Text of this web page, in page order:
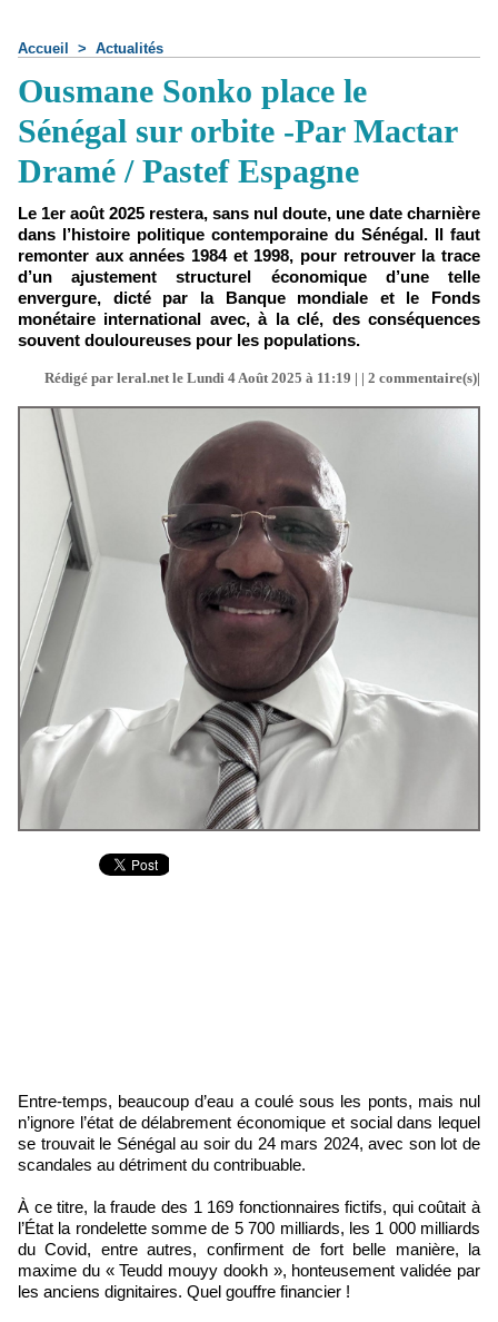
Accueil > Actualités
Ousmane Sonko place le
Sénégal sur orbite -Par Mactar
Dramé / Pastef Espagne
Le 1er août 2025 restera, sans nul doute, une date charnière
dans l’histoire politique contemporaine du Sénégal. Il faut
remonter aux années 1984 et 1998, pour retrouver la trace
d’un ajustement structurel économique d’une telle
envergure, dicté par la Banque mondiale et le Fonds
monétaire international avec, à la clé, des conséquences
souvent douloureuses pour les populations.
Rédigé par leral.net le Lundi 4 Août 2025 à 11:19 | | 2 commentaire(s)|
Entre-temps, beaucoup d’eau a coulé sous les ponts, mais nul
n’ignore l’état de délabrement économique et social dans lequel
se trouvait le Sénégal au soir du 24 mars 2024, avec son lot de
scandales au détriment du contribuable.
À ce titre, la fraude des 1 169 fonctionnaires fictifs, qui coûtait à
l’État la rondelette somme de 5 700 milliards, les 1 000 milliards
du Covid, entre autres, confirment de fort belle manière, la
maxime du « Teudd mouyy dookh », honteusement validée par
les anciens dignitaires. Quel gouffre financier !